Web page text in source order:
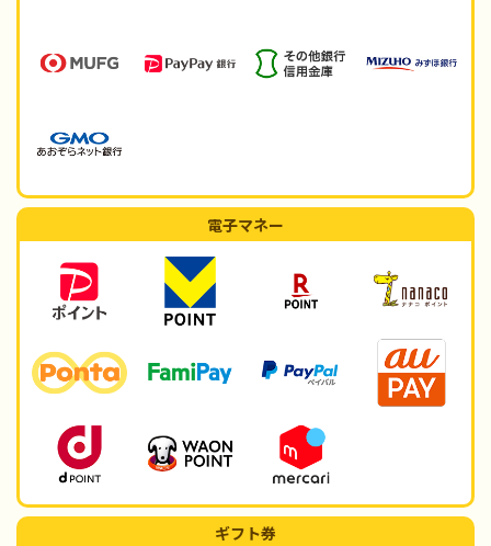
電子マネー
ギフト券